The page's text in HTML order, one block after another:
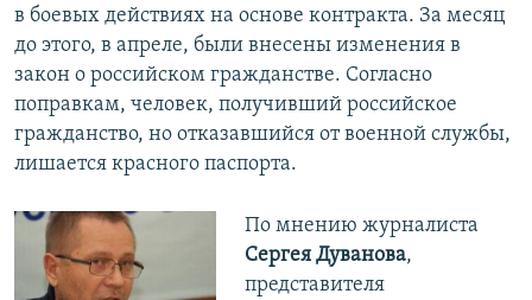
в боевых действиях на основе контракта. За месяц
до этого, в апреле, были внесены изменения в
закон о российском гражданстве. Согласно
поправкам, человек, получивший российское
гражданство, но отказавшийся от военной службы,
лишается красного паспорта.
По мнению журналиста
Сергея Дуванова,
представителя